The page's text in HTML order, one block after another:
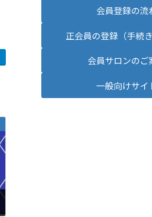
会員登録の流
正会員の登録（手続き
会員サロンのご
一般向けサイ